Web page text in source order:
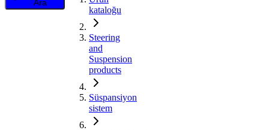
Ara
kataloğu
Steering
and
Suspension
products
Süspansiyon
sistem